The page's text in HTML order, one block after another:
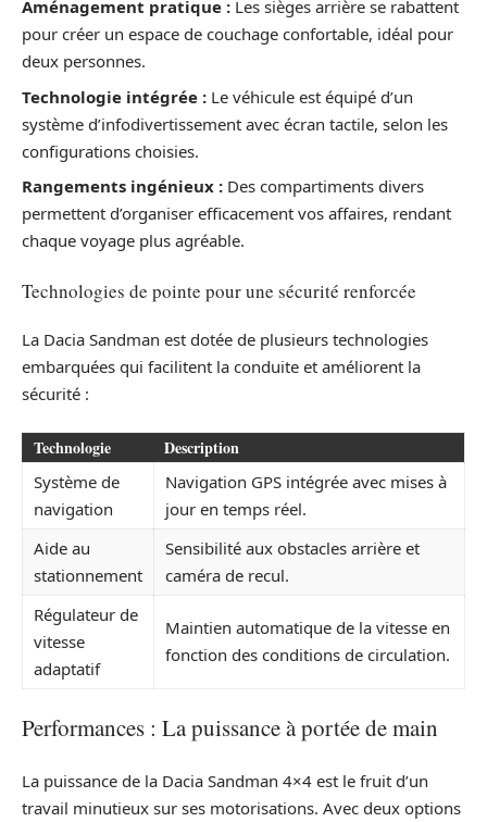
Aménagement pratique : Les sièges arrière se rabattent
pour créer un espace de couchage confortable, idéal pour
deux personnes.
Technologie intégrée : Le véhicule est équipé d’un
système d’infodivertissement avec écran tactile, selon les
configurations choisies.
Rangements ingénieux : Des compartiments divers
permettent d’organiser efficacement vos affaires, rendant
chaque voyage plus agréable.
Technologies de pointe pour une sécurité renforcée
La Dacia Sandman est dotée de plusieurs technologies
embarquées qui facilitent la conduite et améliorent la
sécurité :
Technologie Description
Système de
navigation
Navigation GPS intégrée avec mises à
jour en temps réel.
Aide au
stationnement
Sensibilité aux obstacles arrière et
caméra de recul.
Régulateur de
vitesse
adaptatif
Maintien automatique de la vitesse en
fonction des conditions de circulation.
Performances : La puissance à portée de main
La puissance de la Dacia Sandman 4×4 est le fruit d’un
travail minutieux sur ses motorisations. Avec deux options